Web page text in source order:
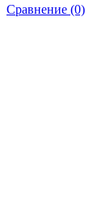
Сравнение (0)